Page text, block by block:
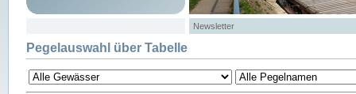
Newsletter
Pegelauswahl über Tabelle